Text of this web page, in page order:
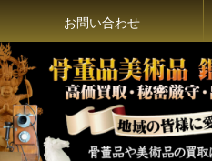
お問い合わせ